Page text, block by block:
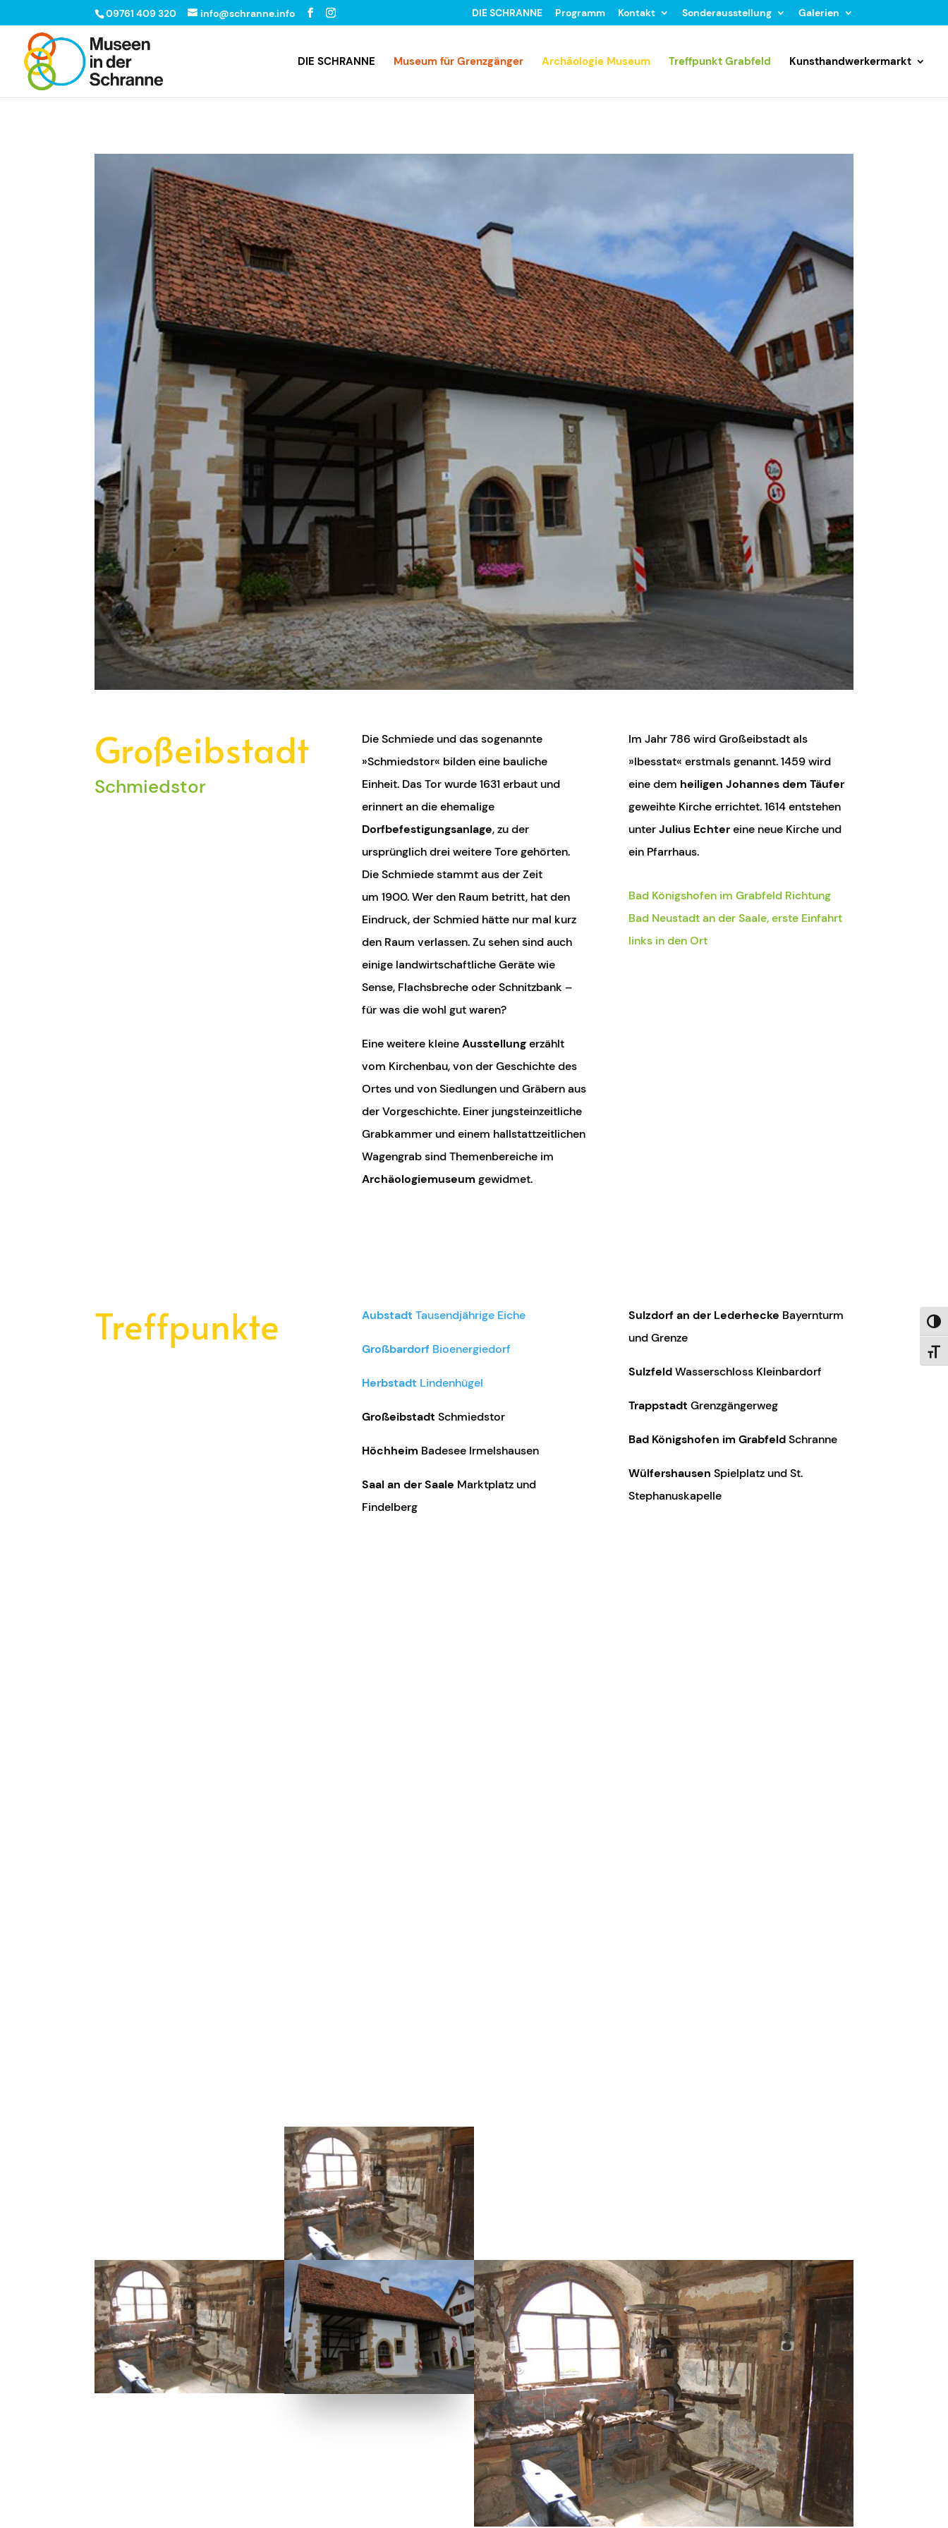
09761 409 320 info@schranne.info DIE SCHRANNE Programm Kontakt Sonderausstellung Galerien
DIE SCHRANNE Museum für Grenzgänger Archäologie Museum Treffpunkt Grabfeld Kunsthandwerkermarkt
Großeibstadt
Schmiedstor
Die Schmiede und das sogenannte
»Schmiedstor« bilden eine bauliche
Einheit. Das Tor wurde 1631 erbaut und
erinnert an die ehemalige
Dorfbefestigungsanlage, zu der
ursprünglich drei weitere Tore gehörten.
Die Schmiede stammt aus der Zeit
um 1900. Wer den Raum betritt, hat den
Eindruck, der Schmied hätte nur mal kurz
den Raum verlassen. Zu sehen sind auch
einige landwirtschaftliche Geräte wie
Sense, Flachsbreche oder Schnitzbank –
für was die wohl gut waren?
Eine weitere kleineAusstellungerzählt
vom Kirchenbau, von der Geschichte des
Ortes und von Siedlungen und Gräbern aus
der Vorgeschichte. Einer jungsteinzeitliche
Grabkammer und einem hallstattzeitlichen
Wagengrab sind Themenbereiche im
Archäologiemuseum gewidmet.
Im Jahr 786 wird Großeibstadt als
»Ibesstat« erstmals genannt. 1459 wird
eine dem heiligen Johannes dem Täufer
geweihte Kirche errichtet. 1614 entstehen
unterJulius Echtereine neue Kirche und
ein Pfarrhaus.
Bad Königshofen im Grabfeld Richtung
Bad Neustadt an der Saale, erste Einfahrt
links in den Ort
Treffpunkte Aubstadt Tausendjährige Eiche
GroßbardorfBioenergiedorf
Herbstadt Lindenhügel
Großeibstadt Schmiedstor
Höchheim Badesee Irmelshausen
Saal an der Saale Marktplatz und
Findelberg
Sulzdorf an der Lederhecke Bayernturm
und Grenze
SulzfeldWasserschloss Kleinbardorf
Trappstadt Grenzgängerweg
Bad Königshofen im GrabfeldSchranne
Wülfershausen Spielplatz und St.
Stephanuskapelle